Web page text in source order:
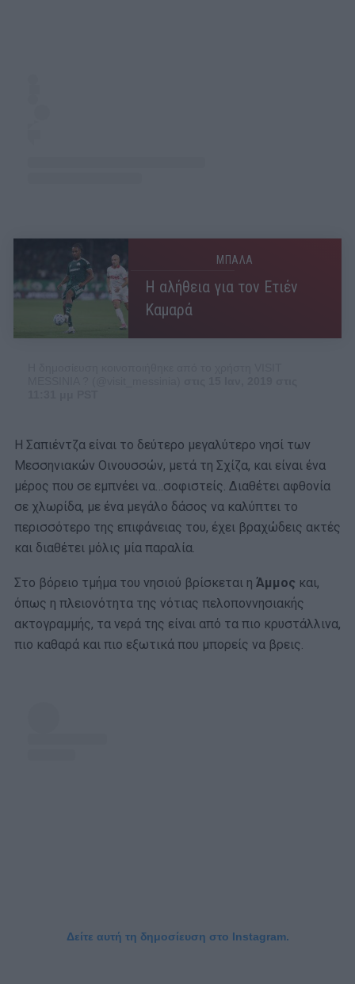
ΜΠΑΛΑ
Η αλήθεια για τον Ετιέν
Καμαρά
Η Σαπιέντζα είναι το δεύτερο μεγαλύτερο νησί των
Μεσσηνιακών Οινουσσών, μετά τη Σχίζα, και είναι ένα
μέρος που σε εμπνέει να…σοφιστείς. Διαθέτει αφθονία
σε χλωρίδα, με ένα μεγάλο δάσος να καλύπτει το
περισσότερο της επιφάνειας του, έχει βραχώδεις ακτές
και διαθέτει μόλις μία παραλία.
Στο βόρειο τμήμα του νησιού βρίσκεται η Άμμος και,
όπως η πλειονότητα της νότιας πελοποννησιακής
ακτογραμμής, τα νερά της είναι από τα πιο κρυστάλλινα,
πιο καθαρά και πιο εξωτικά που μπορείς να βρεις.
Δείτε αυτή τη δημοσίευση στο Instagram.